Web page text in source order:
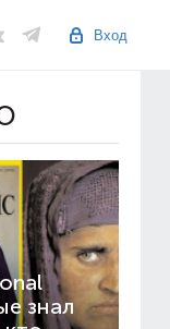
Вход
знал